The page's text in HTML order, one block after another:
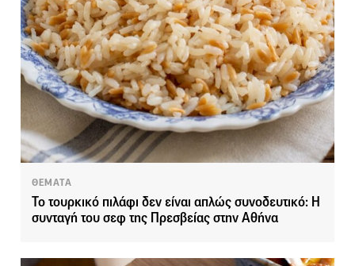
ΘΕΜΑΤΑ
Το τουρκικό πιλάφι δεν είναι απλώς συνοδευτικό: Η
συνταγή του σεφ της Πρεσβείας στην Αθήνα